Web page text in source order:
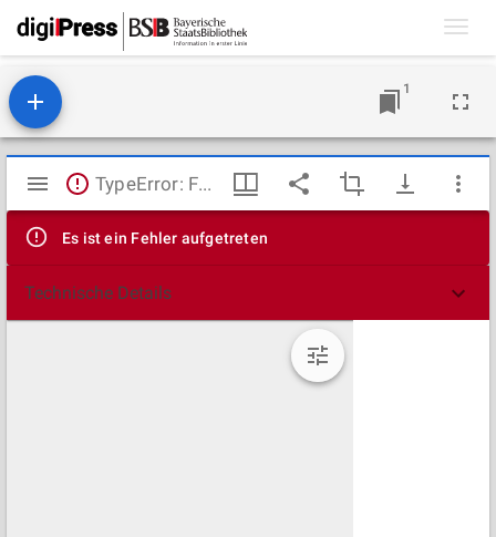
1
Mirador
Viewer
TypeError: Failed to fetch
Es ist ein Fehler aufgetreten
Technische Details